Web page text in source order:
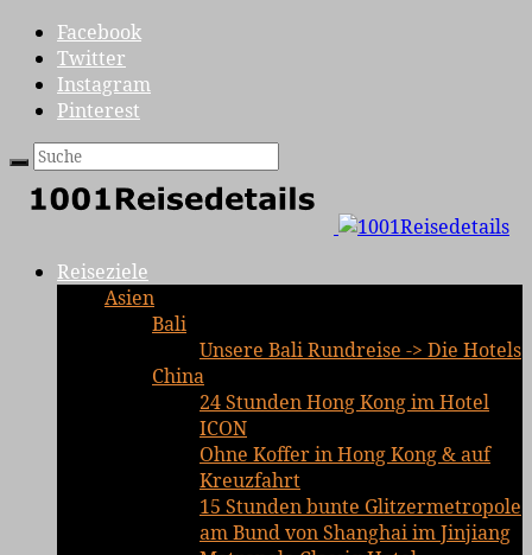
Facebook
Twitter
Instagram
Pinterest
Reiseziele
Asien
Bali
Unsere Bali Rundreise -> Die Hotels
China
24 Stunden Hong Kong im Hotel
ICON
Ohne Koffer in Hong Kong & auf
Kreuzfahrt
15 Stunden bunte Glitzermetropole
am Bund von Shanghai im Jinjiang